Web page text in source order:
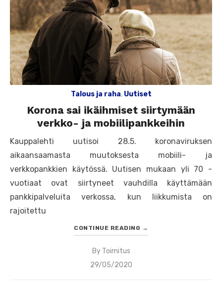
Talous ja raha, Uutiset
Korona sai ikäihmiset siirtymään
verkko- ja mobiilipankkeihin
Kauppalehti uutisoi 28.5. koronaviruksen
aikaansaamasta muutoksesta mobiili- ja
verkkopankkien käytössä. Uutisen mukaan yli 70 -
vuotiaat ovat siirtyneet vauhdilla käyttämään
pankkipalveluita verkossa, kun liikkumista on
rajoitettu
CONTINUE READING →
By Toimitus
Posted
29/05/2020